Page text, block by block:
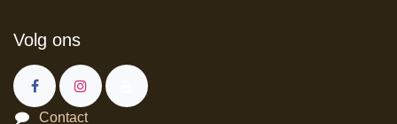
Volg ons
Contact